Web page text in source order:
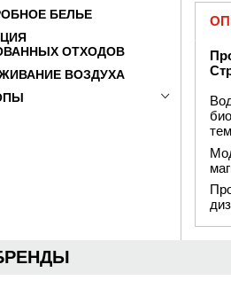
БЕЛЬЕ
ОТХОДОВ
ВОЗДУХА